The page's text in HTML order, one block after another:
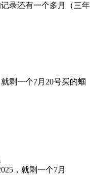
录还有一个多月（三年
剩一个7月20号买的蝈
，就剩一个7月